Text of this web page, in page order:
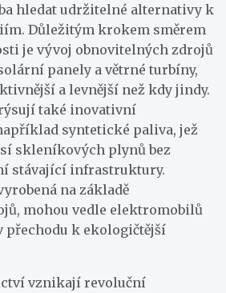
hledat udržitelné alternativy k
Důležitým krokem směrem
je vývoj obnovitelných zdrojů
panely a větrné turbíny,
a levnější než kdy jindy.
také inovativní
syntetické paliva, jež
skleníkových plynů bez
stávající infrastruktury.
na základě
mohou vedle elektromobilů
k ekologičtější
vznikají revoluční